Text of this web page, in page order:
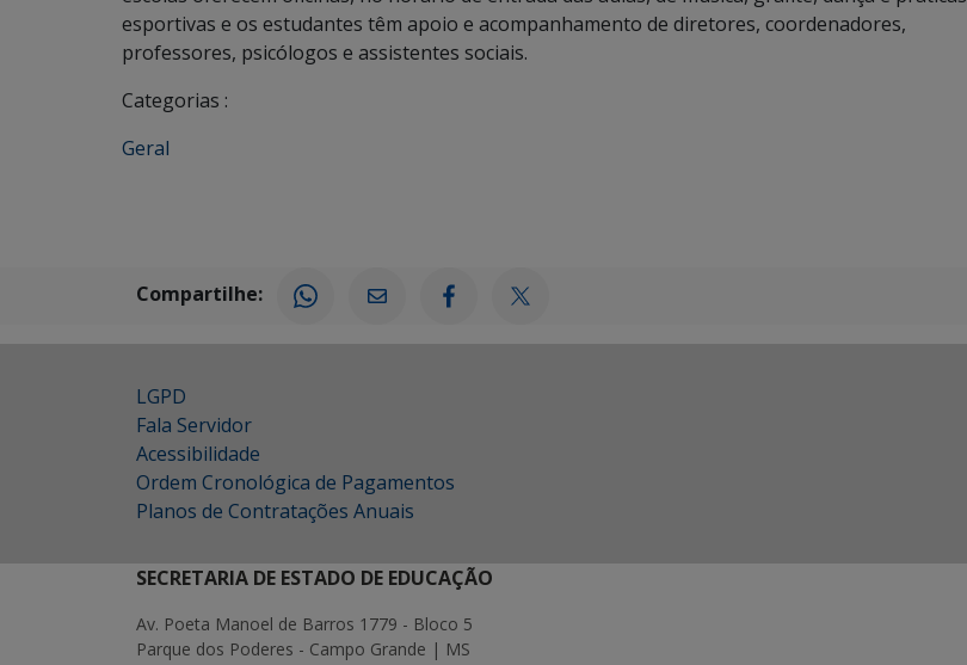
esportivas e os estudantes têm apoio e acompanhamento de diretores, coordenadores,
professores, psicólogos e assistentes sociais.
Categorias :
Geral
Compartilhe:
LGPD
Fala Servidor
Acessibilidade
Ordem Cronológica de Pagamentos
Planos de Contratações Anuais
SECRETARIA DE ESTADO DE EDUCAÇÃO
Av. Poeta Manoel de Barros 1779 - Bloco 5
Parque dos Poderes - Campo Grande | MS